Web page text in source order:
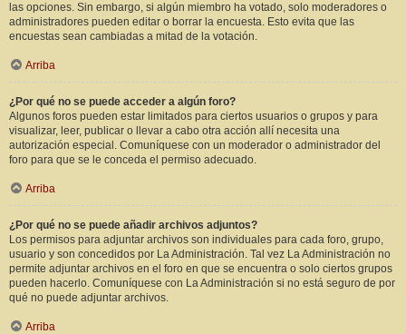
las opciones. Sin embargo, si algún miembro ha votado, solo moderadores o
administradores pueden editar o borrar la encuesta. Esto evita que las
encuestas sean cambiadas a mitad de la votación.
Arriba
¿Por qué no se puede acceder a algún foro?
Algunos foros pueden estar limitados para ciertos usuarios o grupos y para
visualizar, leer, publicar o llevar a cabo otra acción allí necesita una
autorización especial. Comuníquese con un moderador o administrador del
foro para que se le conceda el permiso adecuado.
Arriba
¿Por qué no se puede añadir archivos adjuntos?
Los permisos para adjuntar archivos son individuales para cada foro, grupo,
usuario y son concedidos por La Administración. Tal vez La Administración no
permite adjuntar archivos en el foro en que se encuentra o solo ciertos grupos
pueden hacerlo. Comuníquese con La Administración si no está seguro de por
qué no puede adjuntar archivos.
Arriba